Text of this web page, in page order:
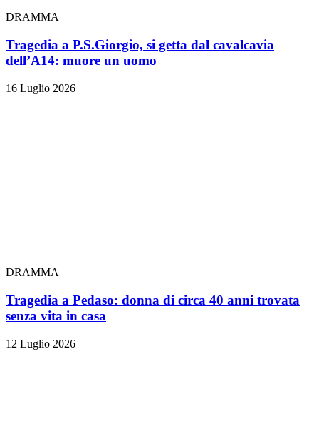
DRAMMA
Tragedia a P.S.Giorgio, si getta dal cavalcavia
dell’A14: muore un uomo
16 Luglio 2026
DRAMMA
Tragedia a Pedaso: donna di circa 40 anni trovata
senza vita in casa
12 Luglio 2026